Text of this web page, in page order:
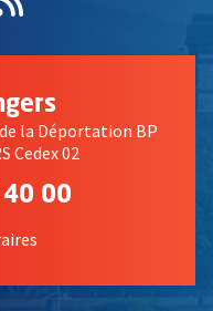
la Déportation BP
Cedex 02
00